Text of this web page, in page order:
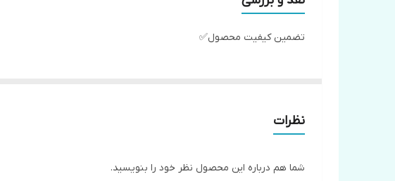
تضمین کیفیت محصول✅
نظرات
شما هم درباره این محصول نظر خود را بنویسید.